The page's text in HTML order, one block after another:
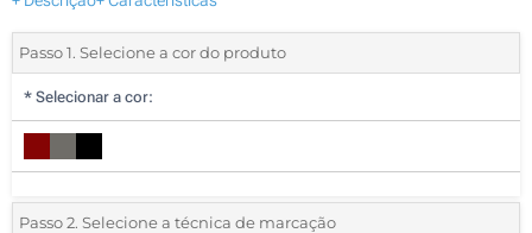
Passo 1. Selecione a cor do produto
* Selecionar a cor:
Passo 2. Selecione a técnica de marcação